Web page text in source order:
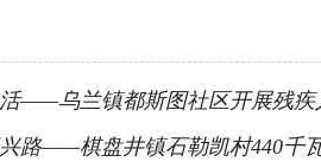
——乌兰镇都斯图社区开展残疾
路——棋盘井镇石勒凯村440千